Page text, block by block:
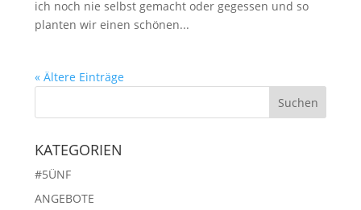
ich noch nie selbst gemacht oder gegessen und so
planten wir einen schönen...
« Ältere Einträge
KATEGORIEN
#5ÜNF
ANGEBOTE